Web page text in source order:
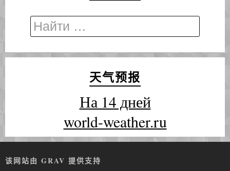
天气预报
На 14 дней
world-weather.ru
该网站由 GRAV 提供支持